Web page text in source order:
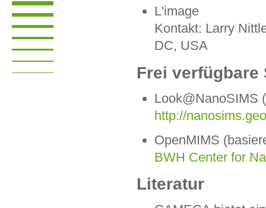
L'image
Kontakt: Larry
DC, USA
Frei verfügbare
Look@NanoSIMS
http://
OpenMIMS
BWH Center for
Literatur